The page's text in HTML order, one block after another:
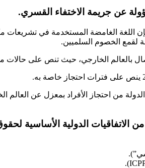
عن جريمة الاختفاء القسري.
اللغة الغامضة المستخدمة في
لقمع الخصوم السلميين.
بالعالم الخارجي، حيث تنص على حالات
الاتفاقيات الدولية الأساسية